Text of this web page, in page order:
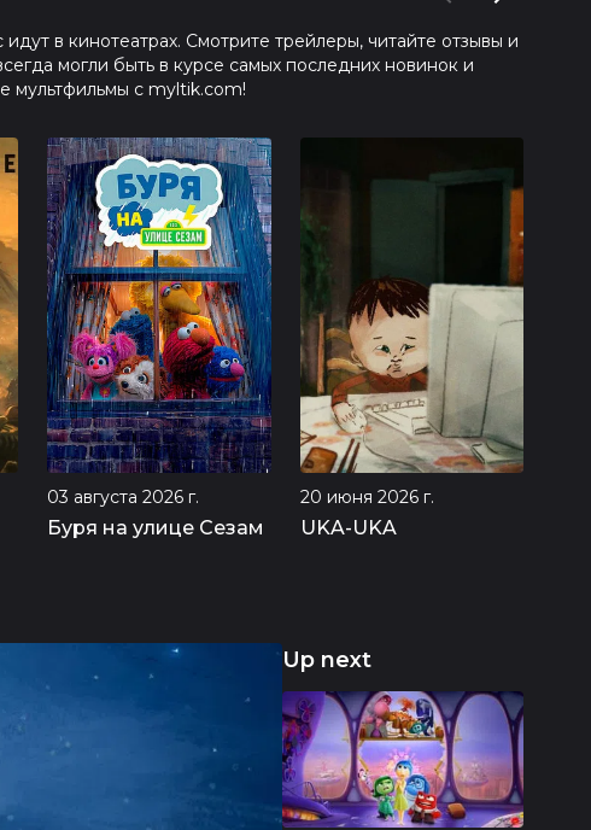
в кинотеатрах. Смотрите трейлеры, читайте отзывы и
могли быть в курсе самых последних новинок и
мультфильмы с myltik.com!
03 августа 2026 г.
Буря на улице Сезам
20 июня 2026 г.
UKA-UKA
Up next